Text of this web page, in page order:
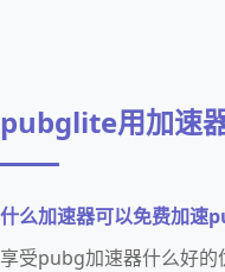
pubglite用加速
什么加速器可以免费加速
享受pubg加速器什么好的